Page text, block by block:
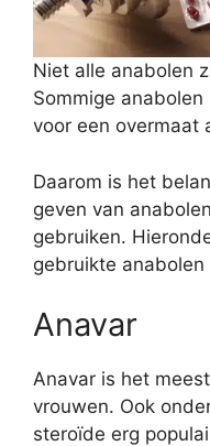
Niet alle anabolen
Sommige
voor een overmaat
Daarom is het
geven van
gebruiken.
gebruikte
Anavar
Anavar is het
vrouwen. Ook
steroïde erg